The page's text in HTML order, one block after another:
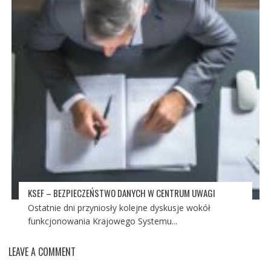
KSEF – BEZPIECZEŃSTWO DANYCH W CENTRUM UWAGI
Ostatnie dni przyniosły kolejne dyskusje wokół
funkcjonowania Krajowego Systemu...
LEAVE A COMMENT